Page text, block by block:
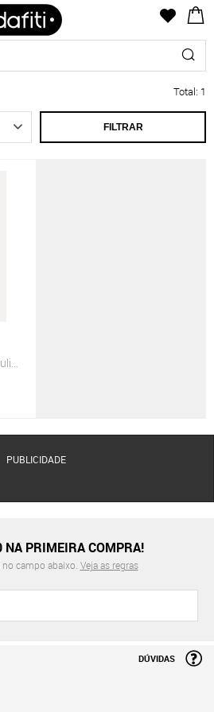
Total: 1
FILTRAR
Silver Falls II Vermelho/Bordô
PUBLICIDADE
NA PRIMEIRA COMPRA!
campo abaixo. Veja as regras
DÚVIDAS